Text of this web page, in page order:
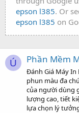
epson l385. Or
epson l385 on
Ú Phần Mềm
Đánh Giá Máy In
phun màu đa
của người dùng
lượng cao, tiết
lựa chọn lý